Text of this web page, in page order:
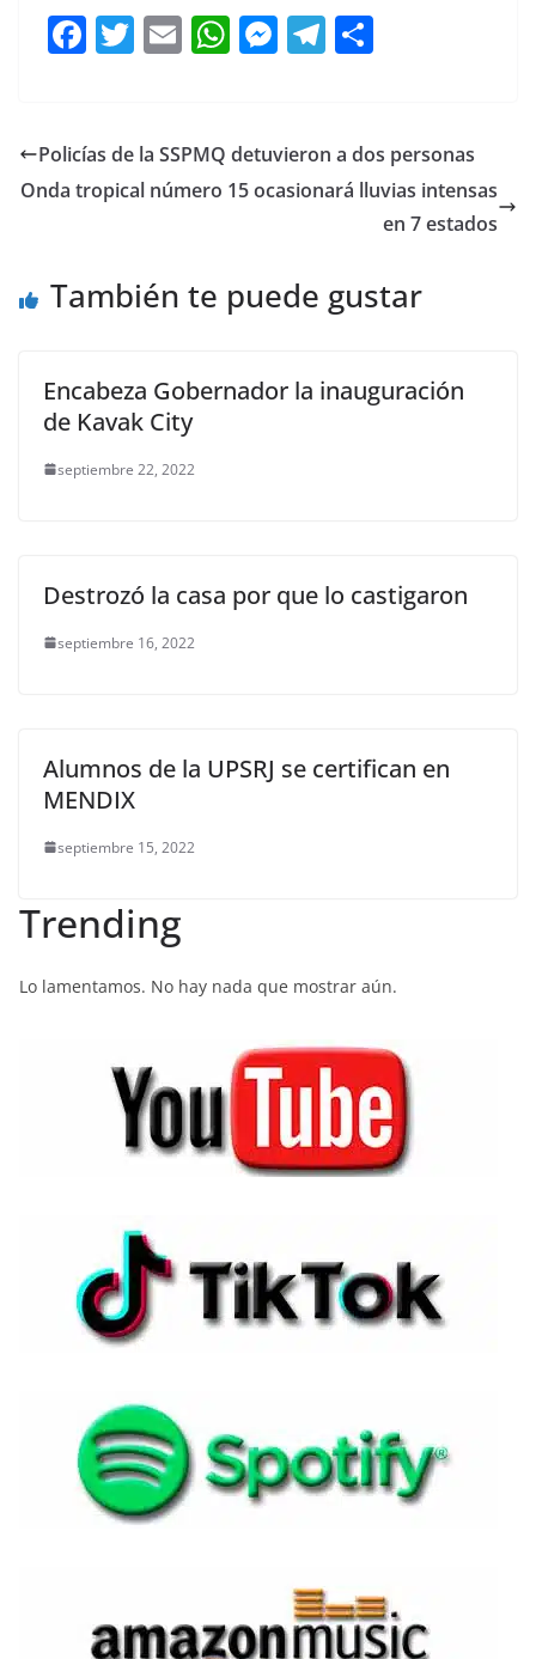
F
e
b
k
T
er
E
l
W
s
A
M
e
n
T
gr
a
p
ar
tir
Policías de la SSPMQ detuvieron a dos personas
Onda tropical número 15 ocasionará lluvias intensas
en 7 estados
También te puede gustar
Encabeza Gobernador la inauguración
de Kavak City
septiembre 22, 2022
Destrozó la casa por que lo castigaron
septiembre 16, 2022
Alumnos de la UPSRJ se certifican en
MENDIX
septiembre 15, 2022
Trending
Lo lamentamos. No hay nada que mostrar aún.